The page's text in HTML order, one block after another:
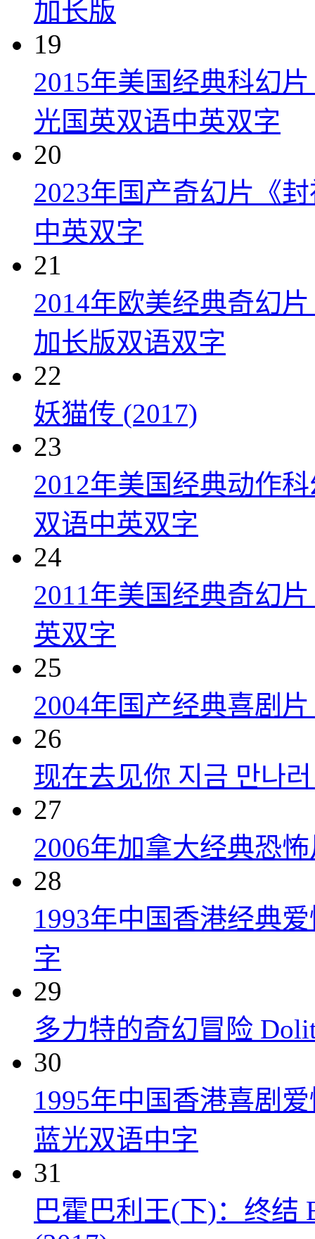
加长版
19
2015年美国经典科幻
光国英双语中英双字
20
2023年国产奇幻片《
中英双字
21
2014年欧美经典奇幻
加长版双语双字
22
妖猫传 (2017)
23
2012年美国经典动作
双语中英双字
24
2011年美国经典奇幻
英双字
25
2004年国产经典喜剧
26
现在去见你 지금 만나
27
2006年加拿大经典恐
28
1993年中国香港经典
字
29
多力特的奇幻冒险
30
1995年中国香港喜剧
蓝光双语中字
31
巴霍巴利王(下)：终结